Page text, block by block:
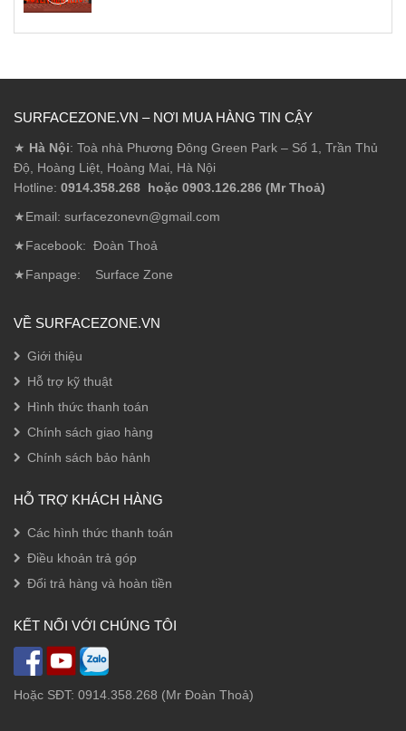
SURFACEZONE.VN – NƠI MUA HÀNG TIN CẬY
★ Hà Nội: Toà nhà Phương Đông Green Park – Số 1, Trần Thủ
Độ, Hoàng Liệt, Hoàng Mai, Hà Nội
Hotline: 0914.358.268 hoặc 0903.126.286 (Mr Thoả)
★Email: surfacezonevn@gmail.com
★Facebook: Đoàn Thoả
★Fanpage: Surface Zone
VỀ SURFACEZONE.VN
Giới thiệu
Hỗ trợ kỹ thuật
Hình thức thanh toán
Chính sách giao hàng
Chính sách bảo hảnh
HỖ TRỢ KHÁCH HÀNG
Các hình thức thanh toán
Điều khoản trả góp
Đổi trả hàng và hoàn tiền
KẾT NỐI VỚI CHÚNG TÔI
Hoặc SĐT: 0914.358.268 (Mr Đoàn Thoả)